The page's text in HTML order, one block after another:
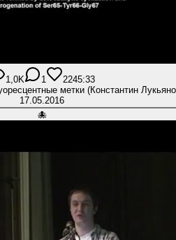
1,0K 1 2245:33
метки (Константин
17.05.2016
🐙